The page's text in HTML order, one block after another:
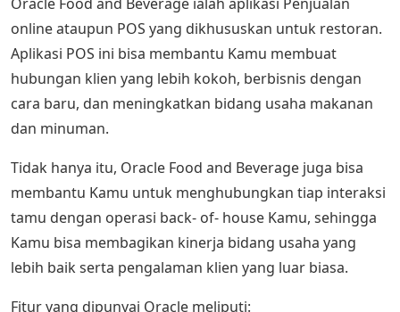
online ataupun POS yang dikhususkan untuk restoran.
Aplikasi POS ini bisa membantu Kamu membuat
hubungan klien yang lebih kokoh, berbisnis dengan
cara baru, dan meningkatkan bidang usaha makanan
dan minuman.
Tidak hanya itu, Oracle Food and Beverage juga bisa
membantu Kamu untuk menghubungkan tiap interaksi
tamu dengan operasi back- of- house Kamu, sehingga
Kamu bisa membagikan kinerja bidang usaha yang
lebih baik serta pengalaman klien yang luar biasa.
Fitur yang dipunyai Oracle meliputi: